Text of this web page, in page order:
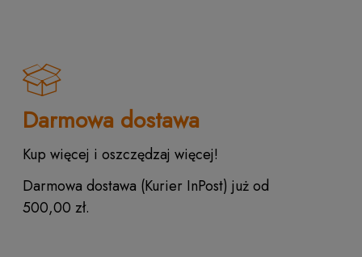
Darmowa dostawa
Kup więcej i oszczędzaj więcej!
Darmowa dostawa (Kurier InPost) już od
500,00 zł.